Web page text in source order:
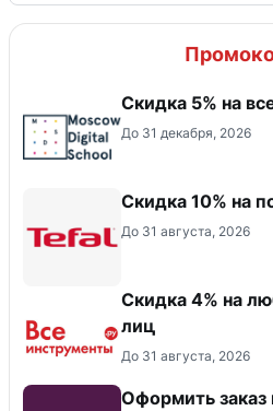
Скидка 5% на
До 31 декабря, 2026
Скидка 10% на
До 31 августа, 2026
Скидка 4% на
лиц
До 31 августа, 2026
Оформить заказ